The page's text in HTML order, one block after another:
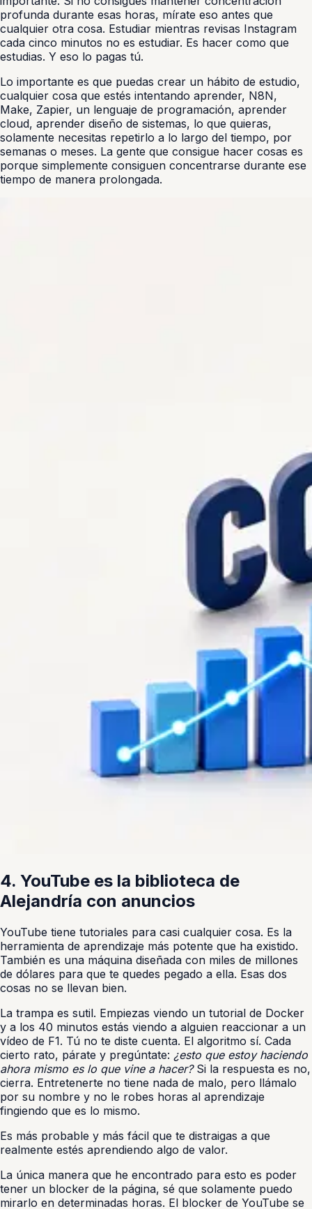
profunda durante esas horas, mírate eso antes que
cualquier otra cosa. Estudiar mientras revisas Instagram
cada cinco minutos no es estudiar. Es hacer como que
estudias. Y eso lo pagas tú.
Lo importante es que puedas crear un hábito de estudio,
cualquier cosa que estés intentando aprender, N8N,
Make, Zapier, un lenguaje de programación, aprender
cloud, aprender diseño de sistemas, lo que quieras,
solamente necesitas repetirlo a lo largo del tiempo, por
semanas o meses. La gente que consigue hacer cosas es
porque simplemente consiguen concentrarse durante ese
tiempo de manera prolongada.
4. YouTube es la biblioteca de
Alejandría con anuncios
YouTube tiene tutoriales para casi cualquier cosa. Es la
herramienta de aprendizaje más potente que ha existido.
También es una máquina diseñada con miles de millones
de dólares para que te quedes pegado a ella. Esas dos
cosas no se llevan bien.
La trampa es sutil. Empiezas viendo un tutorial de Docker
y a los 40 minutos estás viendo a alguien reaccionar a un
vídeo de F1. Tú no te diste cuenta. El algoritmo sí. Cada
cierto rato, párate y pregúntate: ¿esto que estoy haciendo
ahora mismo es lo que vine a hacer?Si la respuesta es no,
cierra. Entretenerte no tiene nada de malo, pero llámalo
por su nombre y no le robes horas al aprendizaje
fingiendo que es lo mismo.
Es más probable y más fácil que te distraigas a que
realmente estés aprendiendo algo de valor.
La única manera que he encontrado para esto es poder
tener un blocker de la página, sé que solamente puedo
mirarlo en determinadas horas. El blocker de YouTube se